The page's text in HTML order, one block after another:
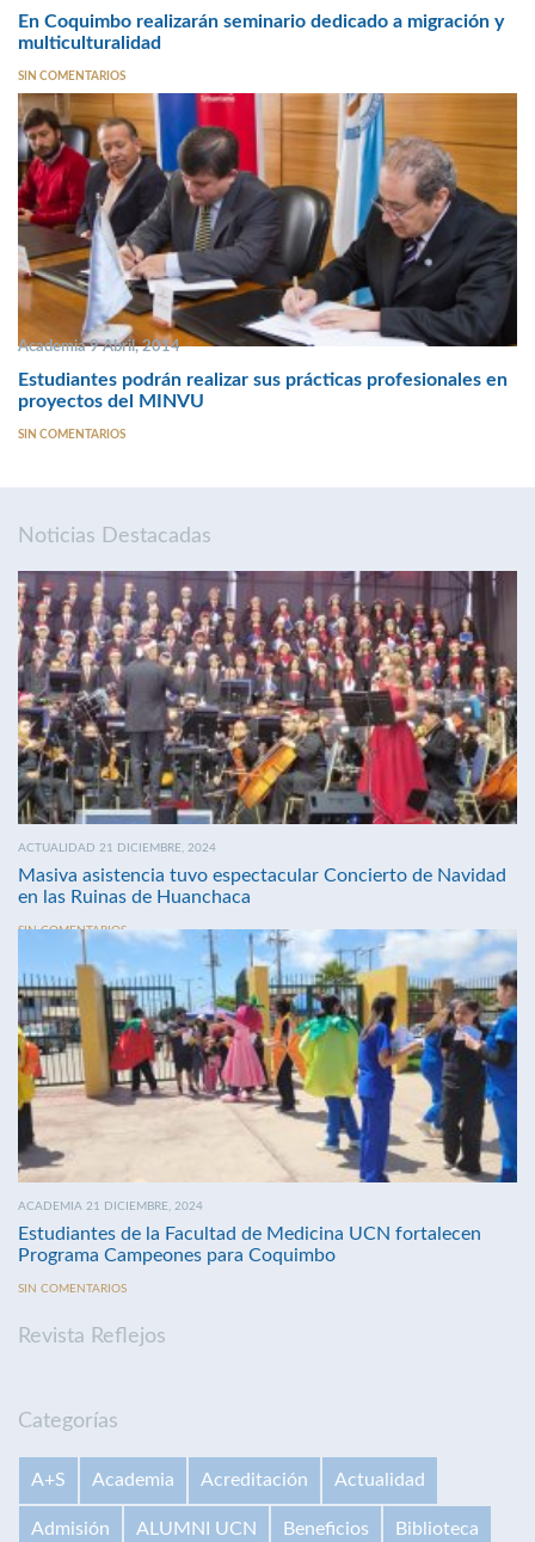
En Coquimbo realizarán seminario dedicado a migración y
multiculturalidad
SIN COMENTARIOS
Academia 9 Abril, 2014
Estudiantes podrán realizar sus prácticas profesionales en
proyectos del MINVU
SIN COMENTARIOS
Noticias Destacadas
ACTUALIDAD 21 DICIEMBRE, 2024
Masiva asistencia tuvo espectacular Concierto de Navidad
en las Ruinas de Huanchaca
SIN COMENTARIOS
ACADEMIA 21 DICIEMBRE, 2024
Estudiantes de la Facultad de Medicina UCN fortalecen
Programa Campeones para Coquimbo
SIN COMENTARIOS
Revista Reflejos
Categorías
A+S Academia Acreditación Actualidad
Admisión ALUMNI UCN Beneficios Biblioteca